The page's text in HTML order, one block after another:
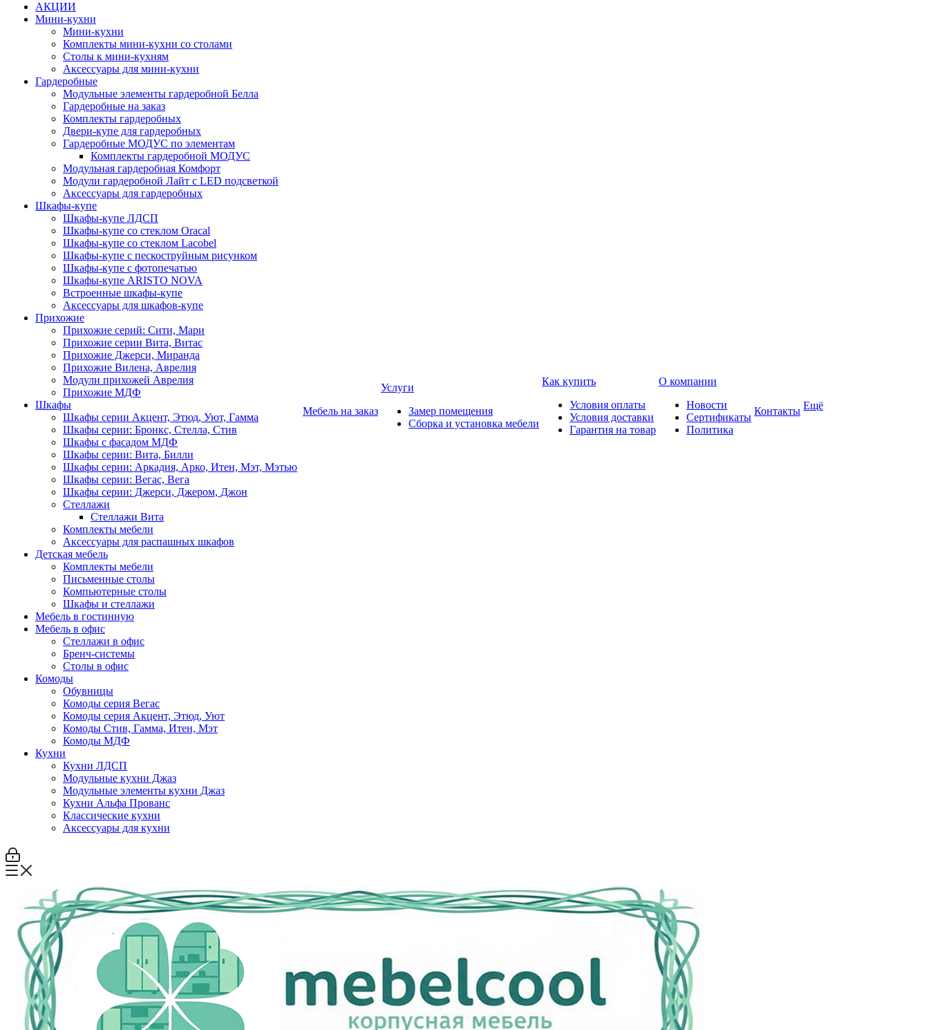
АКЦИИ
Мини-кухни
Мини-кухни
Комплекты мини-кухни со столами
Столы к мини-кухням
Аксессуары для мини-кухни
Гардеробные
Модульные элементы гардеробной Белла
Гардеробные на заказ
Комплекты гардеробных
Двери-купе для гардеробных
Гардеробные МОДУС по элементам
Комплекты гардеробной МОДУС
Модульная гардеробная Комфорт
Модули гардеробной Лайт с LED подсветкой
Аксессуары для гардеробных
Шкафы-купе
Шкафы-купе ЛДСП
Шкафы-купе со стеклом Oracal
Шкафы-купе со стеклом Lacobel
Шкафы-купе с пескоструйным рисунком
Шкафы-купе с фотопечатью
Шкафы-купе ARISTO NOVA
Встроенные шкафы-купе
Аксессуары для шкафов-купе
Прихожие
Прихожие серий: Сити, Мари
Прихожие серии Вита, Витас
Прихожие Джерси, Миранда
Прихожие Вилена, Аврелия
Модули прихожей Аврелия
Прихожие МДФ
Шкафы
Шкафы серии Акцент, Этюд, Уют, Гамма
Шкафы серии: Бронкс, Стелла, Стив
Шкафы с фасадом МДФ
Шкафы серии: Вита, Билли
Шкафы серии: Аркадия, Арко, Итен, Мэт, Мэтью
Шкафы серии: Вегас, Вега
Шкафы серии: Джерси, Джером, Джон
Стеллажи
Стеллажи Вита
Комплекты мебели
Аксессуары для распашных шкафов
Детская мебель
Комплекты мебели
Письменные столы
Компьютерные столы
Шкафы и стеллажи
Мебель в гостинную
Мебель в офис
Стеллажи в офис
Бренч-системы
Столы в офис
Комоды
Обувницы
Комоды серия Вегас
Комоды серия Акцент, Этюд, Уют
Комоды Стив, Гамма, Итен, Мэт
Комоды МДФ
Кухни
Кухни ЛДСП
Модульные кухни Джаз
Модульные элементы кухни Джаз
Кухни Альфа Прованс
Классические кухни
Аксессуары для кухни
Мебель на заказ
Услуги
Замер помещения
Сборка и установка мебели
Как купить
Условия оплаты
Условия доставки
Гарантия на товар
О компании
Новости
Сертификаты
Политика
Контакты Ещё